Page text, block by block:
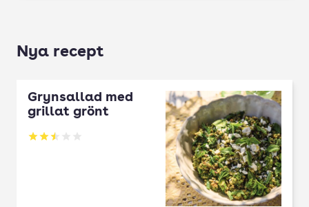
Nya recept
Grynsallad med
grillat grönt
Betyg: 2.5 av 5